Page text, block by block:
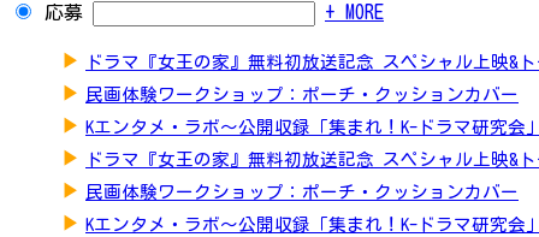
応募 + MORE
▶ ドラマ『女王の家』無料初放送記念 スペシャル上映&
▶ 民画体験ワークショップ：ポーチ・クッションカバー
▶ Kエンタメ・ラボ～公開収録「集まれ！K-ドラマ研究会」
▶ ドラマ『女王の家』無料初放送記念 スペシャル上映&
▶ 民画体験ワークショップ：ポーチ・クッションカバー
▶ Kエンタメ・ラボ～公開収録「集まれ！K-ドラマ研究会」